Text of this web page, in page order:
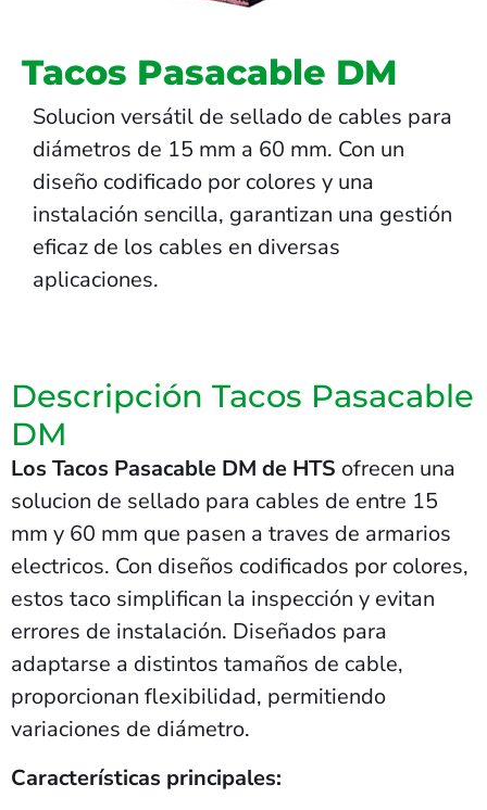
Tacos Pasacable DM
Solucion versátil de sellado de cables para
diámetros de 15 mm a 60 mm. Con un
diseño codificado por colores y una
instalación sencilla, garantizan una gestión
eficaz de los cables en diversas
aplicaciones.
Descripción Tacos Pasacable
DM
Los Tacos Pasacable DM de HTS ofrecen una
solucion de sellado para cables de entre 15
mm y 60 mm que pasen a traves de armarios
electricos. Con diseños codificados por colores,
estos taco simplifican la inspección y evitan
errores de instalación. Diseñados para
adaptarse a distintos tamaños de cable,
proporcionan flexibilidad, permitiendo
variaciones de diámetro.
Características principales: